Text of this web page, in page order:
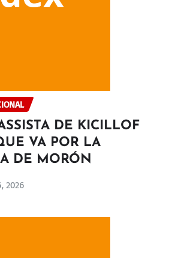
DE KICILLOF
VA POR LA
DE MORÓN
2026